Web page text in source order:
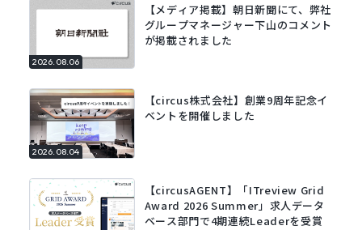
2026.08.06
【メディア掲載】朝日新聞にて、弊社
グループマネージャー下山のコメント
が掲載されました
2026.08.04
【circus株式会社】創業9周年記念イ
ベントを開催しました
【circusAGENT】「ITreview Grid
Award 2026 Summer」求人データ
ベース部門で4期連続Leaderを受賞